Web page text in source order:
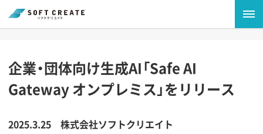
企業・団体向け生成AI「Safe AI
Gateway オンプレミス」をリリース
2025.3.25 株式会社ソフトクリエイト